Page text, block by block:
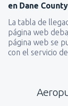
en Dane
La tabla de
página web
página web se
con el servicio